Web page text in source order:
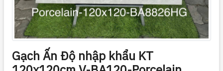
Gạch Ấn Độ nhập khẩu KT